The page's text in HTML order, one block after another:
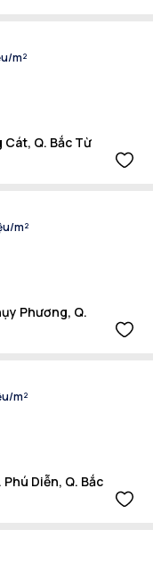
m²
Cát, Q. Bắc Từ
m²
Phương, Q.
m²
Diễn, Q. Bắc